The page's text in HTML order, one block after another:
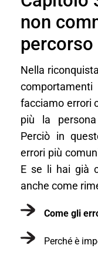
non
Nella
facciamo errori
più la
Perciò in
errori più
E se li hai già
anche come
Come gli
Perché è